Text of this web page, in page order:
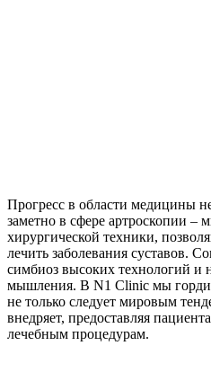
Прогресс в области медицины
заметно в сфере артроскопии –
хирургической техники,
лечить заболевания суставов.
симбиоз высоких технологий и
мышления. В N1 Clinic мы
не только следует мировым
внедряет, предоставляя
лечебным процедурам.